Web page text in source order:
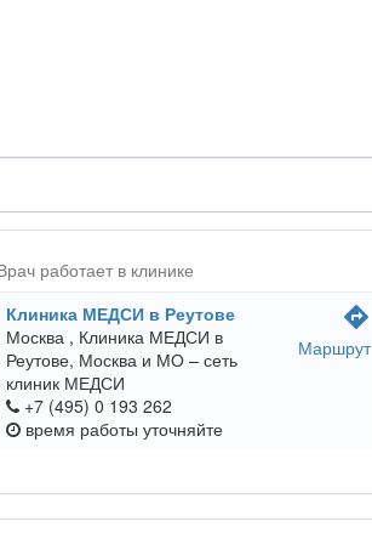
работает в клинике
Клиника МЕДСИ в Реутове
Москва , Клиника МЕДСИ в
Реутове, Москва и МО – сеть
клиник МЕДСИ
+7 (495) 0 193 262
время работы уточняйте
directions
Маршрут